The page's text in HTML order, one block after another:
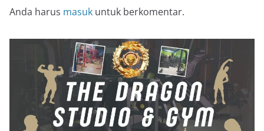
Anda harus masuk untuk berkomentar.